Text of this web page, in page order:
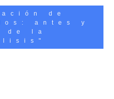
de
antes y
de la